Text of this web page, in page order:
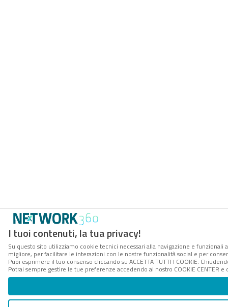
I tuoi contenuti, la tua privacy!
Su questo sito utilizziamo cookie tecnici necessari alla navigazione e
migliore, per facilitare le interazioni con le nostre funzionalità social e per
Puoi esprimere il tuo consenso cliccando su ACCETTA TUTTI I COOKIE.
Potrai sempre gestire le tue preferenze accedendo al nostro COOKIE